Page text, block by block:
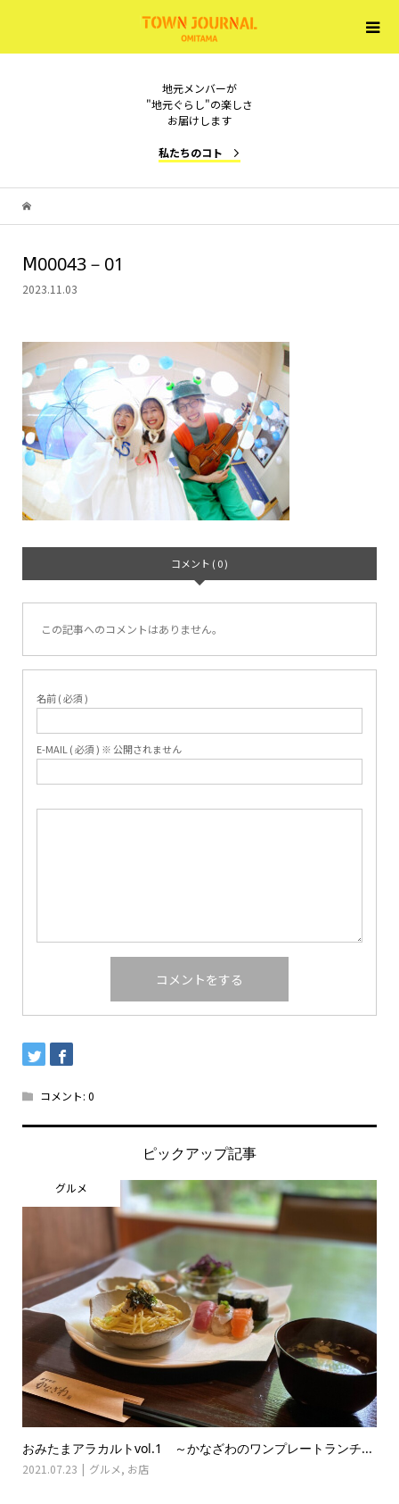
地元メンバーが
"地元ぐらし"の楽しさ
お届けします
私たちのコト
Ⅿ00043－01
2023.11.03
コメント ( 0 )
この記事へのコメントはありません。
名前 ( 必須 )
E-MAIL ( 必須 ) ※ 公開されません
コメント: 0
ピックアップ記事
グルメ
おみたまアラカルトvol.1 ～かなざわのワンプレートランチ...
2021.07.23 グルメ, お店